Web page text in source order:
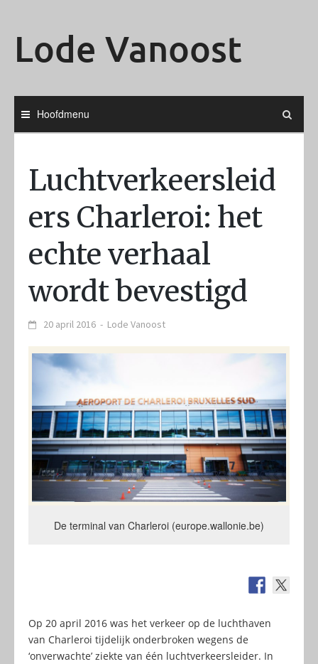
Lode Vanoost
Hoofdmenu
Luchtverkeersleid
ers Charleroi: het
echte verhaal
wordt bevestigd
20 april 2016 - Lode Vanoost
De terminal van Charleroi (europe.wallonie.be)
Op 20 april 2016 was het verkeer op de luchthaven
van Charleroi tijdelijk onderbroken wegens de
‘onverwachte’ ziekte van één luchtverkeersleider. In